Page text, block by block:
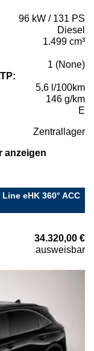
96 kW / 131 PS
Diesel
1.499 cm³
1 (None)
5,6 l/100km
146 g/km
E
Zentrallager
anzeigen
eHK 360° ACC
34.320,00 €
ausweisbar